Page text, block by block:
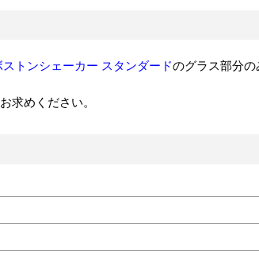
ストンシェーカー スタンダードのグラス部分の
求めください。